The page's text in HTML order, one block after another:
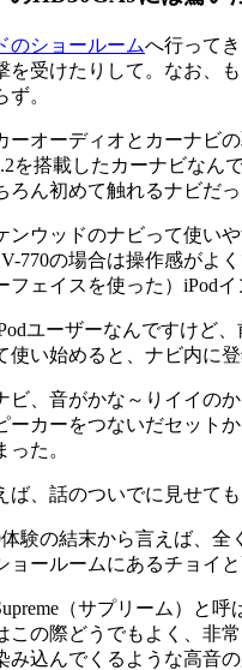
のショールームへ行って
を受けたりして。なお、
。
オーディオとカーナビ
を搭載したカーナビな
ろん初めて触れるナビだ
ウッドのナビって使いや
770の場合は操作感がよ
フェイスを使った）iPod
ユーザーなんですけど、
使い始めると、ナビ内に
、音がかな～りイイの
ーカーをつないだセット
った。
、話のついでに見せて
験の結末から言えば、全
ョールームにあるチョイ
（サプリーム）と
この際どうでもよく、非
み込んでくるような高音